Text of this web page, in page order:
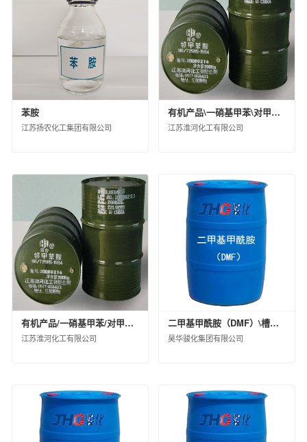
沧州大化集团有限责任公司
江西蓝星星火有机硅有限公司
埃肯有机硅（上海）有限公司
南通星辰合成材料有限公司
中化蓝天集团有限公司
沈阳新纪化学有限公司
沈阳化工股份有限公司
山东蓝星东大有限公司
中昊晨光化工研究院有限公司
黎明化工研究设计院有限责任公司
昊华气体有限公司
中昊北方涂料工业研究设计院有限公司
德州实华化工有限公司
德州实华泰安分公司
昊华宇航化工有限责任公司
黑龙江昊华化工有限公司
中国蓝星哈尔滨石化有限公司
海洋化工研究院有限公司
西南化工研究设计院有限公司
苯胺
江苏扬农化工集团有限公司
有机产品\一硝基甲苯\对甲苯胺29214300\散装（KG）\30000\合格品
江苏淮河化工有限公司
有机产品/一硝基甲苯/对甲苯胺29214300/镀锌桶装1.2（KG）/200/合格品
江苏淮河化工有限公司
二甲基甲酰胺（DMF）\槽车装
昊华骏化集团有限公司